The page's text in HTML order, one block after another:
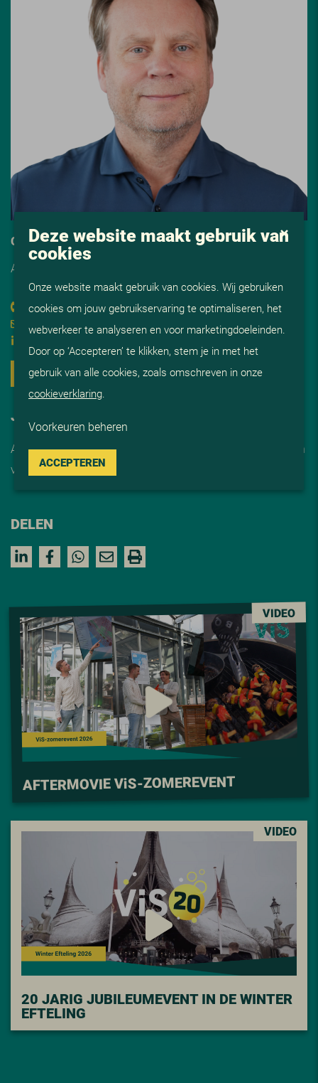
GIJS VAN IERSSEL
Adviseur Civiele Techniek
0182-820250
Mail mij
LEES MEER
JOB ALERT
Automatisch op de hoogte van onze vacatures? Schrijf je in
voor dejob alert
DELEN
VIDEO
AFTERMOVIE ViS-ZOMEREVENT
VIDEO
20 JARIG JUBILEUMEVENT IN DE WINTER
EFTELING
Deze website maakt gebruik van
cookies
Onze website maakt gebruik van cookies. Wij gebruiken
cookies om jouw gebruikservaring te optimaliseren, het
webverkeer te analyseren en voor marketingdoeleinden.
Door op ‘Accepteren’ te klikken, stem je in met het
gebruik van alle cookies, zoals omschreven in onze
cookieverklaring.
Voorkeuren beheren
ACCEPTEREN